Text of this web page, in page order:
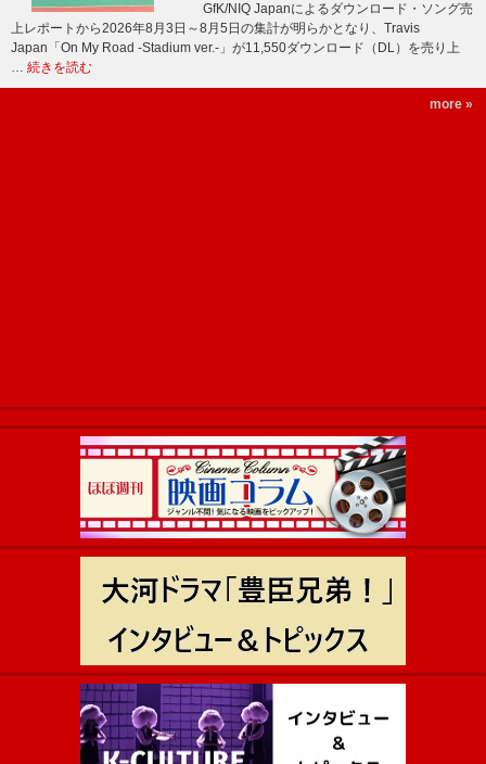
GfK/NIQ Japanによるダウンロード・ソング売
上レポートから2026年8月3日～8月5日の集計が明らかとなり、Travis
Japan「On My Road -Stadium ver.-」が11,550ダウンロード（DL）を売り上
… 続きを読む
more »